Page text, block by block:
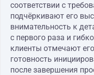
соответствии с
подчёркивают его
внимательность к
с первого раза и
клиенты отмечают
готовность
после завершения